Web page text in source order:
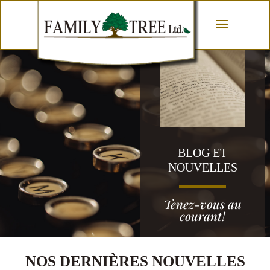
BLOG ET
NOUVELLES
Tenez-vous au
courant!
NOS DERNIÈRES NOUVELLES